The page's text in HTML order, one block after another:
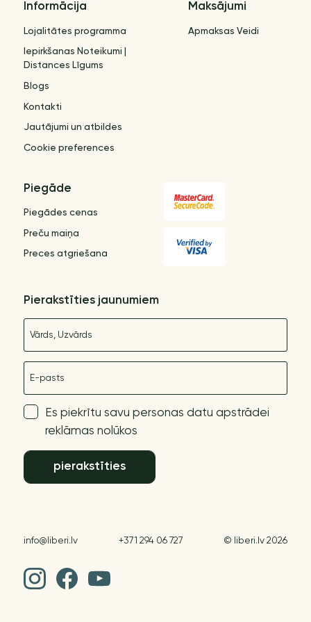
Informācija
Lojalitātes programma
Iepirkšanas Noteikumi |
Distances Līgums
Blogs
Kontakti
Jautājumi un atbildes
Cookie preferences
Maksājumi
Apmaksas Veidi
Piegāde
Piegādes cenas
Preču maiņa
Preces atgriešana
Pierakstīties jaunumiem
Es piekrītu savu personas datu apstrādei
reklāmas nolūkos
pierakstīties
info@liberi.lv +371 294 06 727 © liberi.lv 2026